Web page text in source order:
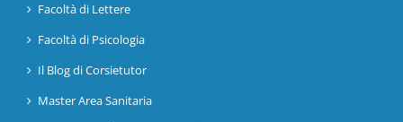
Facoltà di Lettere
Facoltà di Psicologia
Il Blog di Corsietutor
Master Area Sanitaria